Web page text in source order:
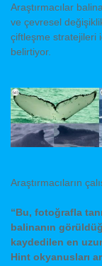
Araştırmacılar
ve çevresel
çiftleşme stratejileri
belirtiyor.
Araştırmacıların
“Bu, fotoğrafla
balinanın
kaydedilen en
Hint okyanusları